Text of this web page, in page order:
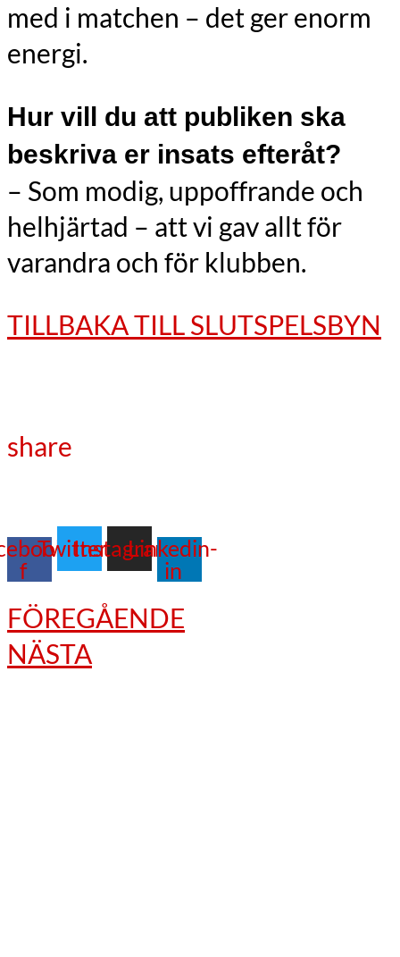
med i matchen – det ger enorm
energi.
Hur vill du att publiken ska
beskriva er insats efteråt?
– Som modig, uppoffrande och
helhjärtad – att vi gav allt för
varandra och för klubben.
TILLBAKA TILL SLUTSPELSBYN
share
f
TwitterInstagramLinkedin-
in
FÖREGÅENDE
NÄSTA